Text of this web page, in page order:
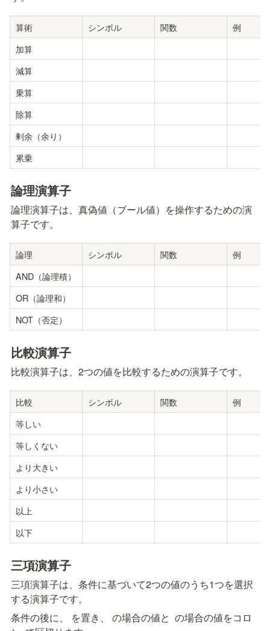
算術 シンボル 関数
例
加算
減算
乗算
除算
剰余（余り）
累乗
論理演算子
論理演算子は、真偽値（ブール値）を操作するための演
算子です。
論理 シンボル 関数
例
AND（論理積）
OR（論理和）
NOT（否定）
比較演算子
比較演算子は、2つの値を比較するための演算子です。
比較 シンボル 関数
例
等しい
等しくない
より大きい
より小さい
以上
以下
三項演算子
三項演算子は、条件に基づいて2つの値のうち1つを選択
する演算子です。
条件の後に、
を置き、 の場合の値と の場合の値をコロ